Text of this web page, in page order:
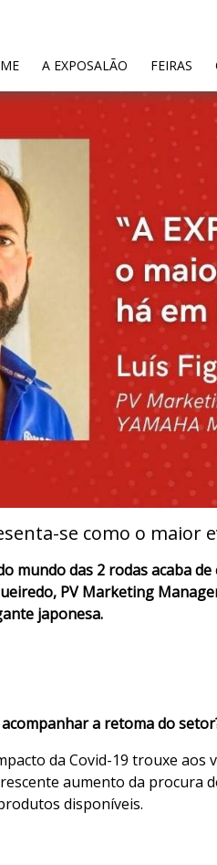
(CURRENT)
A EXPOSALÃO FEIRAS
se como o
mundo das 2 rodas acaba
PV Marketing
japonesa.
a retoma do
da Covid-19 trouxe
aumento da procura
disponíveis.